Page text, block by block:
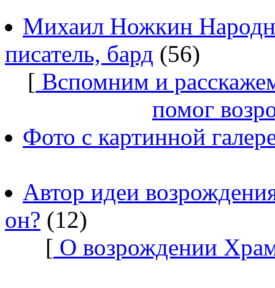
Михаил Ножкин
писатель, бард (56)
[ Вспомним и
помог
Фото с картинной
Автор идеи
он? (12)
[ О возрождении